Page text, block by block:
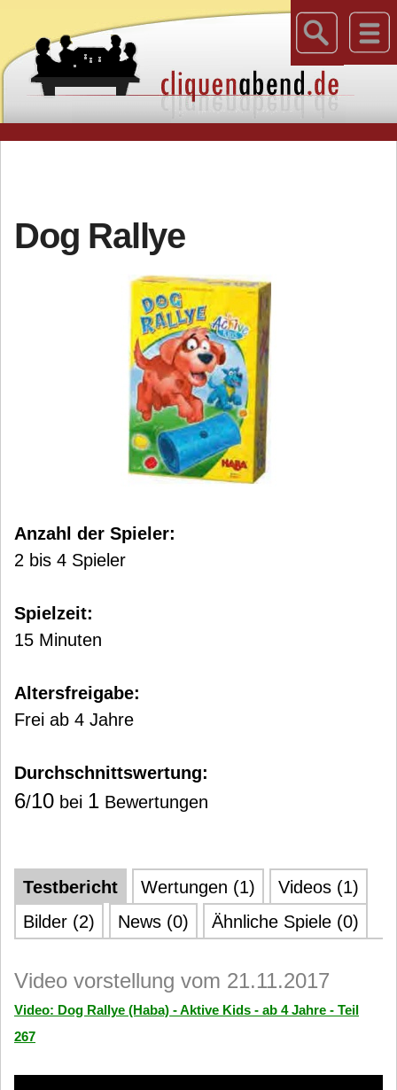
Dog Rallye
Anzahl der Spieler:
2 bis 4 Spieler
Spielzeit:
15 Minuten
Altersfreigabe:
Frei ab 4 Jahre
Durchschnittswertung:
6/10 bei 1 Bewertungen
Testbericht Wertungen (1)
Videos (1)
Bilder (2)
News (0) Ähnliche Spiele (0)
Video vorstellung vom 21.11.2017
Video: Dog Rallye (Haba) - Aktive Kids - ab 4 Jahre - Teil
267